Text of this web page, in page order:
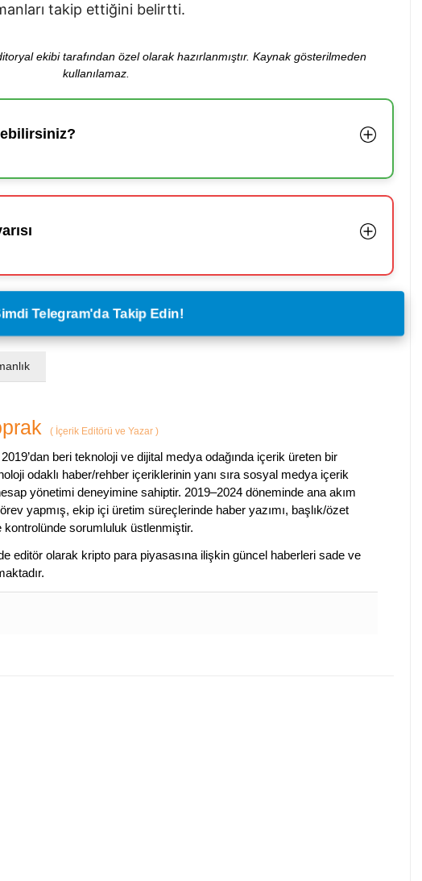
takip ettiğini belirtti.
ekibi tarafından özel olarak hazırlanmıştır. Kaynak gösterilmeden
kullanılamaz.
Telegram'da Takip Edin!
( İçerik Editörü ve Yazar )
beri teknoloji ve dijital medya odağında içerik üreten bir
odaklı haber/rehber içeriklerinin yanı sıra sosyal medya içerik
yönetimi deneyimine sahiptir. 2019–2024 döneminde ana akım
yapmış, ekip içi üretim süreçlerinde haber yazımı, başlık/özet
sorumluluk üstlenmiştir.
editör olarak kripto para piyasasına ilişkin güncel haberleri sade ve